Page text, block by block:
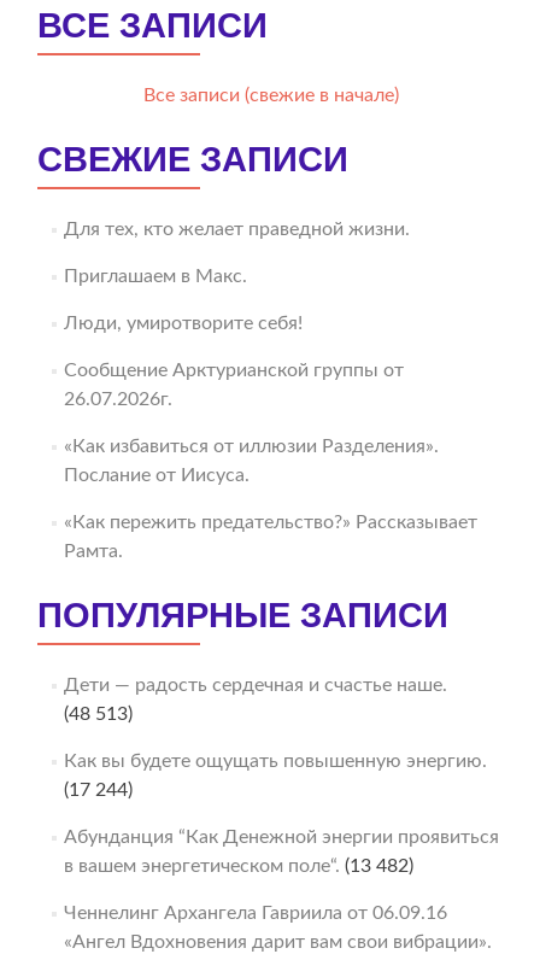
ВСЕ ЗАПИСИ
Все записи (свежие в начале)
СВЕЖИЕ ЗАПИСИ
Для тех, кто желает праведной жизни.
Приглашаем в Макс.
Люди, умиротворите себя!
Сообщение Арктурианской группы от
26.07.2026г.
«Как избавиться от иллюзии Разделения».
Послание от Иисуса.
«Как пережить предательство?» Рассказывает
Рамта.
ПОПУЛЯРНЫЕ ЗАПИСИ
Дети — радость сердечная и счастье наше.
(48 513)
Как вы будете ощущать повышенную энергию.
(17 244)
Абунданция “Как Денежной энергии проявиться
в вашем энергетическом поле“. (13 482)
Ченнелинг Архангела Гавриила от 06.09.16
«Ангел Вдохновения дарит вам свои вибрации».